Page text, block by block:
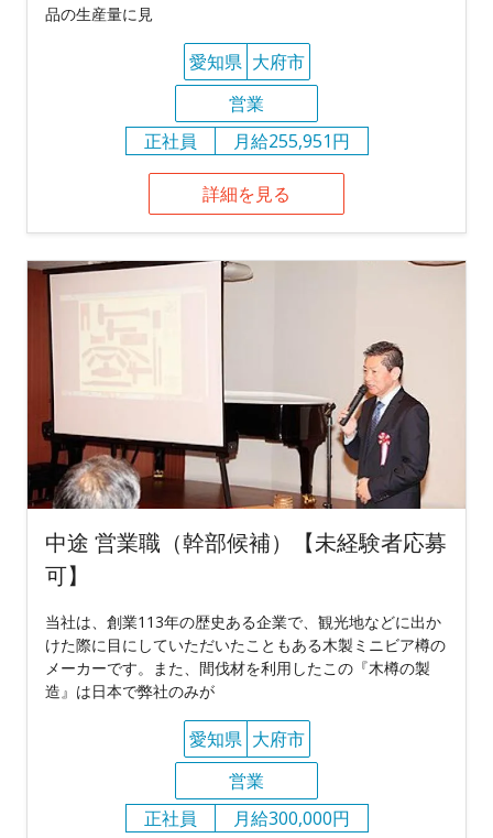
品の生産量に見
愛知県 大府市
営業
正社員
月給255,951円
詳細を見る
中途 営業職（幹部候補）【未経験者応募
可】
当社は、創業113年の歴史ある企業で、観光地などに出か
けた際に目にしていただいたこともある木製ミニビア樽の
メーカーです。また、間伐材を利用したこの『木樽の製
造』は日本で弊社のみが
愛知県 大府市
営業
正社員
月給300,000円